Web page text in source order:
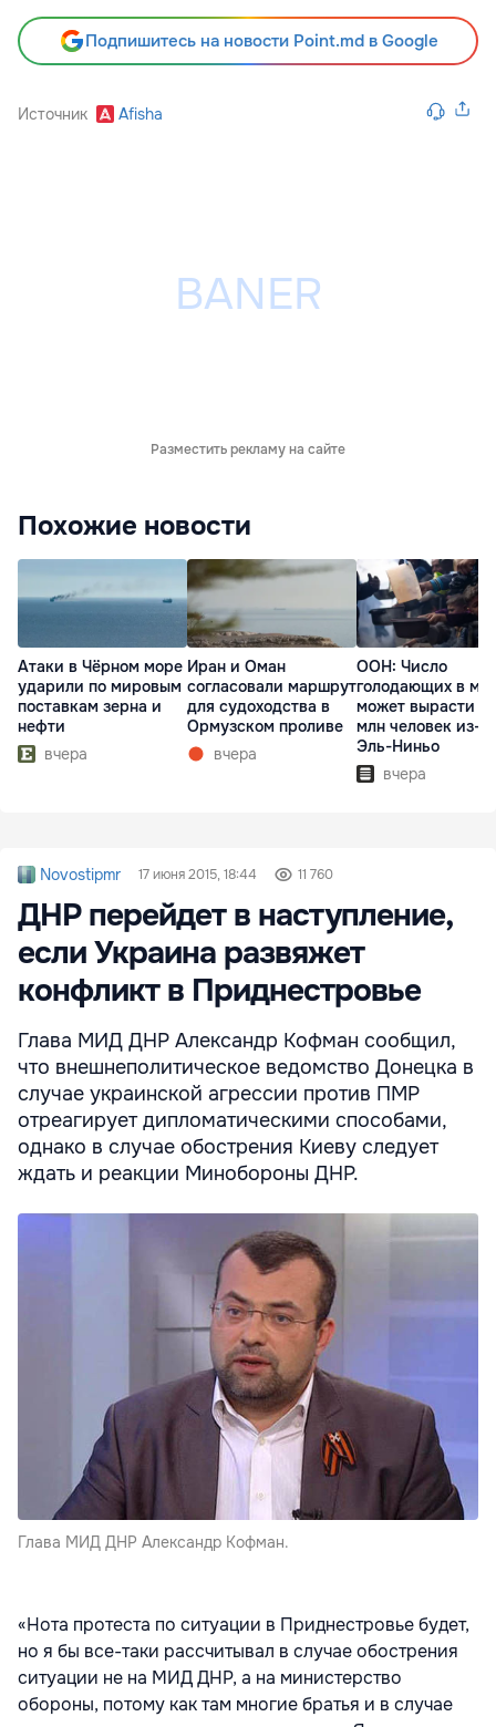
Подпишитесь на новости Point.md в Google
Источник Afisha
Разместить рекламу на сайте
Похожие новости
Атаки в Чёрном море
ударили по мировым
поставкам зерна и
нефти
вчера
Иран и Оман
согласовали маршрут
для судоходства в
Ормузском проливе
вчера
ООН: Число
голодающих в
может вырасти
млн человек из-за
Эль-Ниньо
вчера
Novostipmr 17 июня 2015, 18:44 11 760
ДНР перейдет в наступление,
если Украина развяжет
конфликт в Приднестровье
Глава МИД ДНР Александр Кофман сообщил,
что внешнеполитическое ведомство Донецка в
случае украинской агрессии против ПМР
отреагирует дипломатическими способами,
однако в случае обострения Киеву следует
ждать и реакции Минобороны ДНР.
Глава МИД ДНР Александр Кофман.
«Нота протеста по ситуации в Приднестровье будет,
но я бы все-таки рассчитывал в случае обострения
ситуации не на МИД ДНР, а на министерство
обороны, потому как там многие братья и в случае